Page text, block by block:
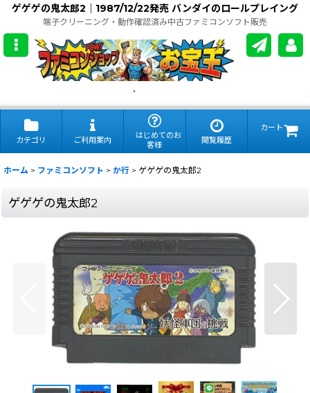
ゲゲゲの鬼太郎2｜1987/12/22発売 バンダイのロールプレイング
端子クリーニング・動作確認済み中古ファミコンソフト販売
.
カテゴリ ご利用案内
はじめてのお
客様
閲覧履歴
カート
ホーム > ファミコンソフト > か行 > ゲゲゲの鬼太郎2
ゲゲゲの鬼太郎2